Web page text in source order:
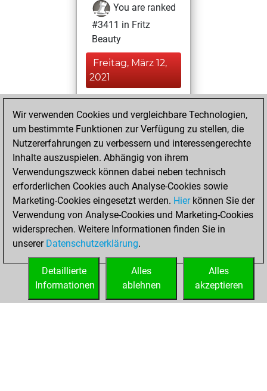
You are ranked
#3411 in Fritz
Beauty
Freitag, März 12,
2021
BeautyScore of 108
Fritz
achieved a new Elo
of 1560
Dienstag,
November 24,
2020
You created
your Fritz account
Wir verwenden Cookies und vergleichbare Technologien,
um bestimmte Funktionen zur Verfügung zu stellen, die
Nutzererfahrungen zu verbessern und interessengerechte
Inhalte auszuspielen. Abhängig von ihrem
Verwendungszweck können dabei neben technisch
erforderlichen Cookies auch Analyse-Cookies sowie
Marketing-Cookies eingesetzt werden. Hierkönnen Sie der
Verwendung von Analyse-Cookies und Marketing-Cookies
widersprechen. Weitere Informationen finden Sie in
unserer Datenschutzerklärung.
Alles
akzeptieren
Alles
ablehnen
Detaillierte
Informationen